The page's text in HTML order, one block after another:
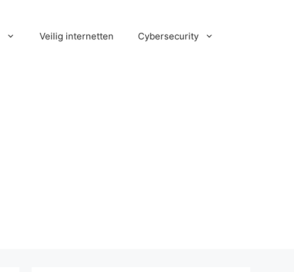
Veilig internetten Cybersecurity